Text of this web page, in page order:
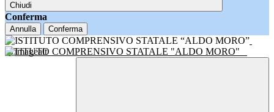
Chiudi
Conferma
Annulla Conferma
ISTITUTO COMPRENSIVO STATALE "ALDO MORO"